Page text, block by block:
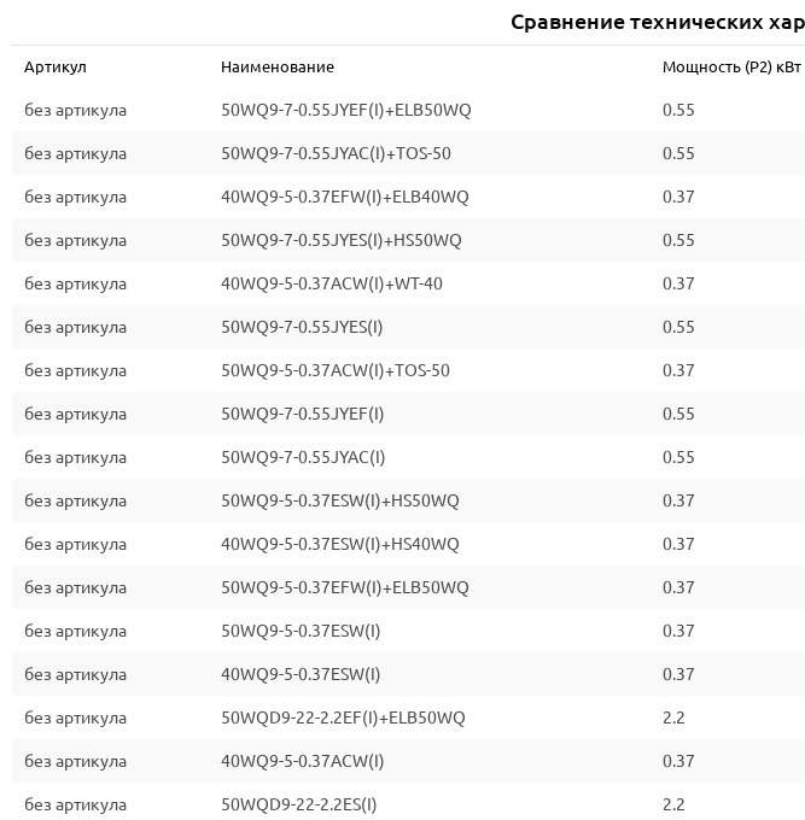
Сравнение технических
Артикул Наименование Мощность (P2) кВт
без артикула 50WQ9-7-0.55JYEF(I)+ELB50WQ 0.55
без артикула 50WQ9-7-0.55JYAC(I)+TOS-50 0.55
без артикула 40WQ9-5-0.37EFW(I)+ELB40WQ 0.37
без артикула 50WQ9-7-0.55JYES(I)+HS50WQ 0.55
без артикула 40WQ9-5-0.37ACW(I)+WT-40 0.37
без артикула 50WQ9-7-0.55JYES(I) 0.55
без артикула 50WQ9-5-0.37ACW(I)+TOS-50 0.37
без артикула 50WQ9-7-0.55JYEF(I) 0.55
без артикула 50WQ9-7-0.55JYAC(I) 0.55
без артикула 50WQ9-5-0.37ESW(I)+HS50WQ 0.37
без артикула 40WQ9-5-0.37ESW(I)+HS40WQ 0.37
без артикула 50WQ9-5-0.37EFW(I)+ELB50WQ 0.37
без артикула 50WQ9-5-0.37ESW(I) 0.37
без артикула 40WQ9-5-0.37ESW(I) 0.37
без артикула 50WQD9-22-2.2EF(I)+ELB50WQ 2.2
без артикула 40WQ9-5-0.37ACW(I) 0.37
без артикула 50WQD9-22-2.2ES(I) 2.2